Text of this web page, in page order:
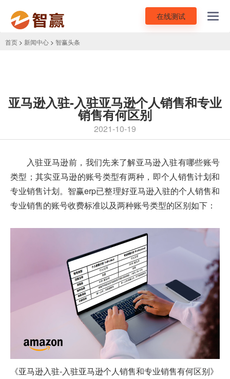
在线测试
首页 > 新闻中心 > 智赢头条
亚马逊入驻-入驻亚马逊个人销售和专业
销售有何区别
2021-10-19
入驻亚马逊前，我们先来了解亚马逊入驻有哪些账号
类型；其实亚马逊的账号类型有两种，即个人销售计划和
专业销售计划。智赢erp已整理好亚马逊入驻的个人销售和
专业销售的账号收费标准以及两种账号类型的区别如下：
《亚马逊入驻-入驻亚马逊个人销售和专业销售有何区别》